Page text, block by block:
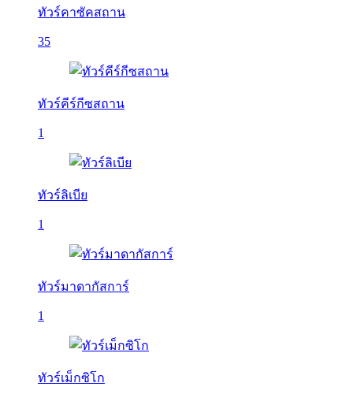
ทัวร์คาซัคสถาน
35
ทัวร์คีร์กีซสถาน
1
ทัวร์ลิเบีย
1
ทัวร์มาดากัสการ์
1
ทัวร์เม็กซิโก